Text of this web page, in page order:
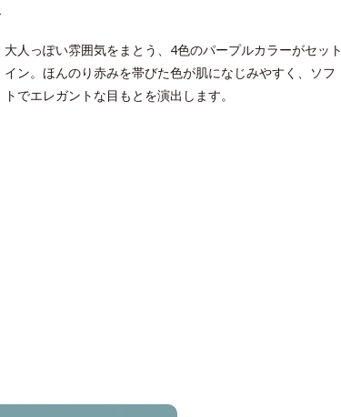
大人っぽい雰囲気をまとう、4色のパープルカラーがセット
イン。ほんのり赤みを帯びた色が肌になじみやすく、ソフ
トでエレガントな目もとを演出します。